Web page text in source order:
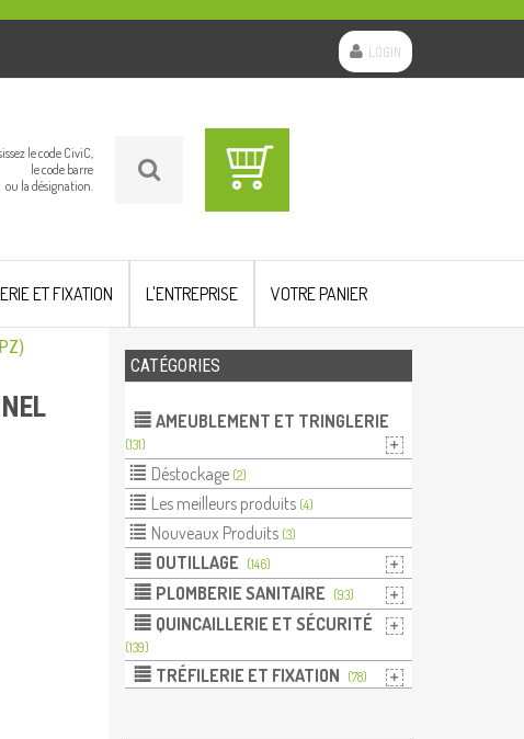
LOGIN
le code CiviC,
le code barre
ou la désignation.
ET FIXATION L'ENTREPRISE VOTRE PANIER
CATÉGORIES
AMEUBLEMENT ET TRINGLERIE
(131)
Déstockage (2)
Les meilleurs produits (4)
Nouveaux Produits (3)
OUTILLAGE (146)
PLOMBERIE SANITAIRE (93)
QUINCAILLERIE ET SÉCURITÉ
(139)
TRÉFILERIE ET FIXATION (78)